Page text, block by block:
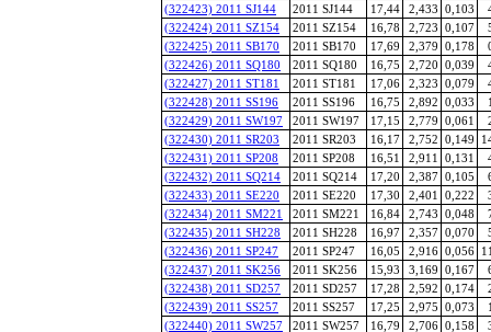
(322423) 2011 SJ144
2011 SJ144 17,44 2,433 0,103
(322424) 2011 SZ154
2011 SZ154 16,78 2,723 0,107
(322425) 2011 SB170
2011 SB170 17,69 2,379 0,178
(322426) 2011 SQ180
2011 SQ180 16,75 2,720 0,039
(322427) 2011 ST181
2011 ST181 17,06 2,323 0,079
(322428) 2011 SS196
2011 SS196 16,75 2,892 0,033
(322429) 2011 SW197
2011 SW197 17,15 2,779 0,061
(322430) 2011 SR203
2011 SR203 16,17 2,752 0,149
(322431) 2011 SP208
2011 SP208 16,51 2,911 0,131
(322432) 2011 SQ214
2011 SQ214 17,20 2,387 0,105
(322433) 2011 SE220
2011 SE220 17,30 2,401 0,222
(322434) 2011 SM221
2011 SM221 16,84 2,743 0,048
(322435) 2011 SH228
2011 SH228 16,97 2,357 0,070
(322436) 2011 SP247
2011 SP247 16,05 2,916 0,056
(322437) 2011 SK256
2011 SK256 15,93 3,169 0,167
(322438) 2011 SD257
2011 SD257 17,28 2,592 0,174
(322439) 2011 SS257
2011 SS257 17,25 2,975 0,073
(322440) 2011 SW257
2011 SW257 16,79 2,706 0,158